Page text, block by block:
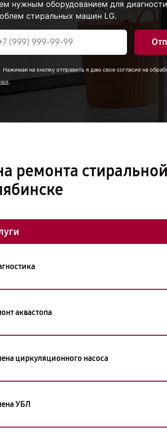
нужным оборудованием для
стиральных машин LG.
Нажимая на кнопку отправить я даю свое согласие на
.
ремонта
аквастопа
циркуляционного насоса
УБЛ